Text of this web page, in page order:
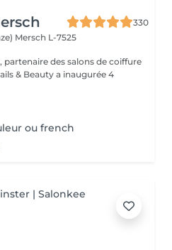
330
Mersch L-7525
des salons de coiffure
& Beauty a inaugurée 4
ou french